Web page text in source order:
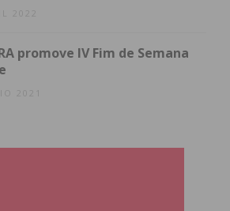
2022
promove IV Fim de Semana
2021